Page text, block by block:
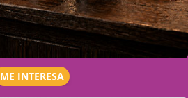
ME INTERESA